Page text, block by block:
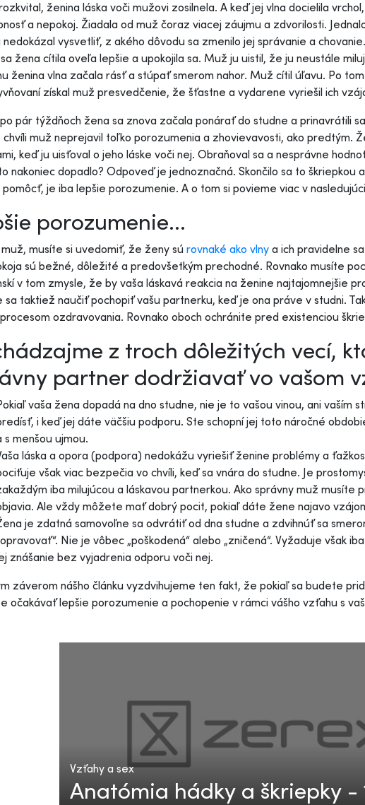
ženina láska voči mužovi zosilnela. A keď jej vlna docielila
a nepokoj. Žiadala od muž čoraz viacej záujmu a zdvorilosti.
nedokázal vysvetliť, z akého dôvodu sa zmenilo jej správanie a
žena cítila oveľa lepšie a upokojila sa. Muž ju uistil, že ju neustále
ženina vlna začala rásť a stúpať smerom nahor. Muž cítil úľavu. Po
získal muž presvedčenie, že šťastne a vydarene vyriešil ich
pár týždňoch žena sa znova začala ponárať do studne a prinavrátili
muž neprejavil toľko porozumenia a zhovievavosti, ako predtým.
keď ju uisťoval o jeho láske voči nej. Obraňoval sa a nesprávne
nakoniec dopadlo? Odpoveď je jednoznačná. Skončilo sa to škriepkou
je iba lepšie porozumenie. A o tom si povieme viac v
porozumenie...
musíte si uvedomiť, že ženy sú rovnaké ako vlny a ich pravidelne
sú bežné, dôležité a predovšetkým prechodné. Rovnako musíte
v tom zmysle, že by vaša láskavá reakcia na ženine najtajomnejšie
sa taktiež naučiť pochopiť vašu partnerku, keď je ona práve v studni.
ozdravovania. Rovnako oboch ochránite pred existenciou
z troch dôležitých vecí,
partner dodržiavať vo vašom
vaša žena dopadá na dno studne, nie je to vašou vinou, ani vaším
i keď jej dáte väčšiu podporu. Ste schopní jej toto náročné
s menšou ujmou.
láska a opora (podpora) nedokážu vyriešiť ženine problémy a
však viac bezpečia vo chvíli, keď sa vnára do studne. Je
iba milujúcou a láskavou partnerkou. Ako správny muž
Ale vždy môžete mať dobrý pocit, pokiaľ dáte žene najavo
je zdatná samovoľne sa odvrátiť od dna studne a zdvihnúť sa
Nie je vôbec „poškodená“ alebo „zničená“. Vyžaduje však
znášanie bez vyjadrenia odporu voči nej.
záverom nášho článku vyzdvihujeme ten fakt, že pokiaľ sa budete
očakávať lepšie porozumenie a pochopenie v rámci vášho vzťahu s
Vzťahy a sex
Anatómia hádky a škriepky -